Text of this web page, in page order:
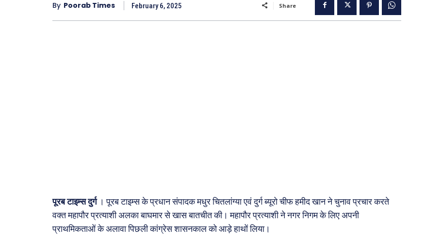
Tech
Laptops
Mobiles
व्यंग्य : गुस्ताखी माफ़
By Poorab Times February 6, 2025 Share
पूरब टाइम्स दुर्ग । पूरब टाइम्स के प्रधान संपादक मधुर चितलांग्या एवं दुर्ग ब्यूरो चीफ हमीद खान ने चुनाव प्रचार करते
वक्त महापौर प्रत्याशी अलका बाघमार से खास बातचीत की। महापौर प्रत्याशी ने नगर निगम के लिए अपनी
प्राथमिकताओं के अलावा पिछली कांग्रेस शासनकाल को आड़े हाथों लिया।